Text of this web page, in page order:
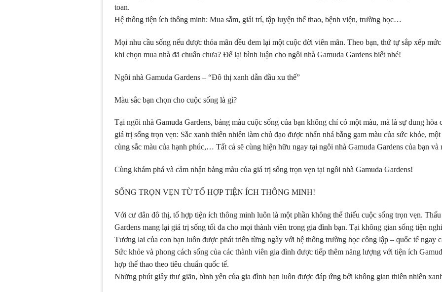
toan.
Hệ thống tiện ích thông minh: Mua sắm, giải trí, tập luyện thể thao, bệnh viện, trường học…
Mọi nhu cầu sống nếu được thỏa mãn đều đem lại một cuộc đời viên mãn. Theo bạn, thứ tự sắp xếp
khi chọn mua nhà đã chuẩn chưa? Để lại bình luận cho ngôi nhà Gamuda Gardens biết nhé!
Ngôi nhà Gamuda Gardens – “Đô thị xanh dẫn đầu xu thế”
Màu sắc bạn chọn cho cuộc sống là gì?
Tại ngôi nhà Gamuda Gardens, bảng màu cuộc sống của bạn không chỉ có một màu, mà là sự dung hòa
giá trị sống trọn vẹn: Sắc xanh thiên nhiên làm chủ đạo được nhấn nhá bằng gam màu của sức khỏe,
cùng sắc màu của hạnh phúc,… Tất cả sẽ cùng hiện hữu ngay tại ngôi nhà Gamuda Gardens của bạn
Cùng khám phá và cảm nhận bảng màu của giá trị sống trọn vẹn tại ngôi nhà Gamuda Gardens!
SỐNG TRỌN VẸN TỪ TỔ HỢP TIỆN ÍCH THÔNG MINH!
Với cư dân đô thị, tổ hợp tiện ích thông minh luôn là một phần không thể thiếu cuộc sống trọn vẹn.
Gardens mang lại giá trị sống tối đa cho mọi thành viên trong gia đình bạn. Tại không gian sống tiện
Tương lai của con bạn luôn được phát triển từng ngày với hệ thống trường học công lập – quốc tế ngay
Sức khỏe và phong cách sống của các thành viên gia đình được tiếp thêm năng lượng với tiện ích
hợp thể thao theo tiêu chuẩn quốc tế.
Những phút giây thư giãn, bình yên của gia đình bạn luôn được đáp ứng bởi không gian thiên nhiên